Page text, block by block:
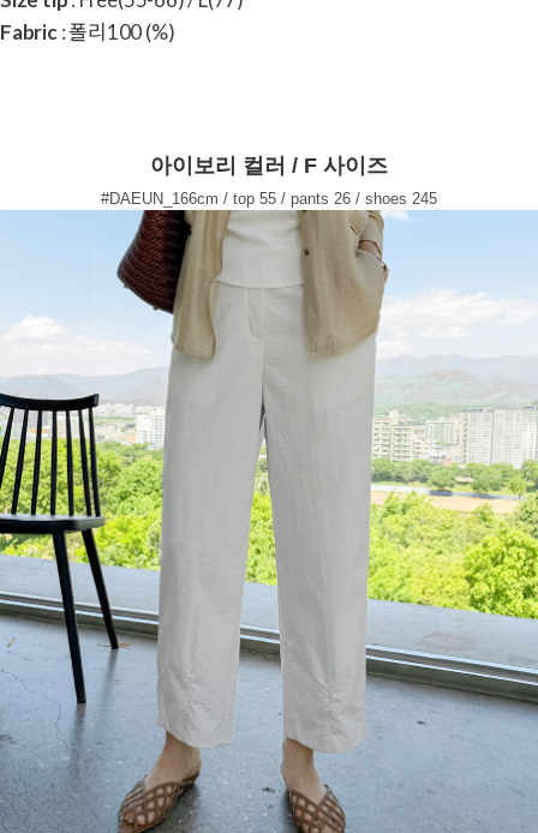
Fabric: 폴리100 (%)
아이보리 컬러 / F 사이즈
#DAEUN_166cm / top 55 / pants 26 / shoes 245